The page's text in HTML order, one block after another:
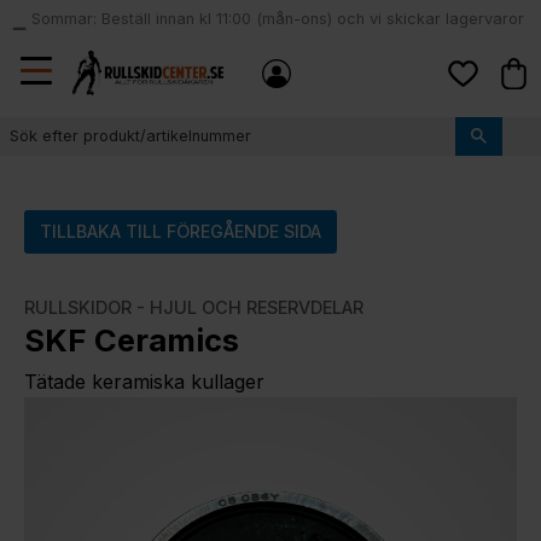
Meny
local_shipping
Sommar: Beställ innan kl 11:00 (mån-ons) och vi skickar lagervaror
samma dag
TILLBAKA TILL FÖREGÅENDE SIDA
RULLSKIDOR - HJUL OCH RESERVDELAR
SKF Ceramics
Tätade keramiska kullager